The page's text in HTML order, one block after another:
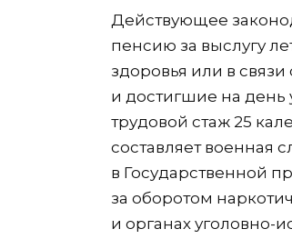
Действующее
пенсию за выслугу
здоровья или в
и достигшие на
трудовой стаж 25
составляет военная
в Государственной
за оборотом
и органах уголовно-